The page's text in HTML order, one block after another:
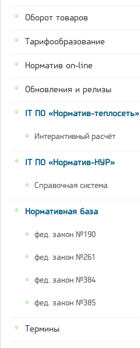
Оборот товаров
Тарифообразование
Норматив on-line
Обновления и релизы
IT ПО «Норматив-теплосеть»
Интерактивный расчёт
IT ПО «Норматив-НУР»
Справочная система
Нормативная база
фед. закон №190
фед. закон №261
фед. закон №384
фед. закон №385
Термины